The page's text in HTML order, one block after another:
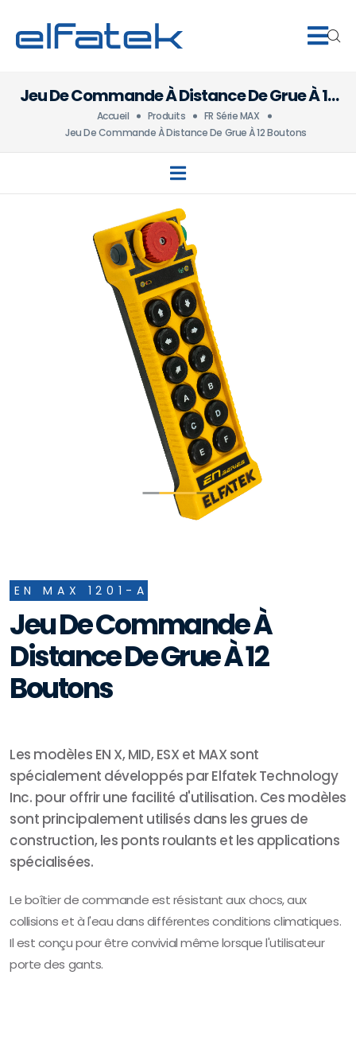
Jeu De Commande À Distance De Grue À 12
Boutons
Accueil Produits
FR Série MAX
Jeu De Commande À Distance De Grue À 12 Boutons
EN MAX 1201-A
Jeu De Commande À
Distance De Grue À 12
Boutons
Les modèles EN X, MID, ESX et MAX sont
spécialement développés par Elfatek Technology
Inc. pour offrir une facilité d'utilisation. Ces modèles
sont principalement utilisés dans les grues de
construction, les ponts roulants et les applications
spécialisées.
Le boîtier de commande est résistant aux chocs, aux
collisions et à l'eau dans différentes conditions climatiques.
Il est conçu pour être convivial même lorsque l'utilisateur
porte des gants.